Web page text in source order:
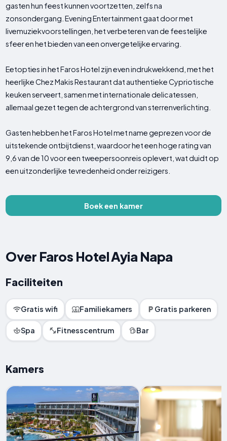
gasten hun feest kunnen voortzetten, zelfs na
zonsondergang. Evening Entertainment gaat door met
livemuziekvoorstellingen, het verbeteren van de feestelijke
sfeer en het bieden van een onvergetelijke ervaring.
Eetopties in het Faros Hotel zijn even indrukwekkend, met het
heerlijke Chez Makis Restaurant dat authentieke Cypriotische
keuken serveert, samen met internationale delicatessen,
allemaal gezet tegen de achtergrond van sterrenverlichting.
Gasten hebben het Faros Hotel met name geprezen voor de
uitstekende ontbijtdienst, waardoor het een hoge rating van
9,6 van de 10 voor een tweepersoonreis oplevert, wat duidt op
een uitzonderlijke tevredenheid onder reizigers.
Boek een kamer
Over Faros Hotel Ayia Napa
Faciliteiten
Gratis wifi Familiekamers Gratis parkeren
Spa Fitnesscentrum Bar
Kamers